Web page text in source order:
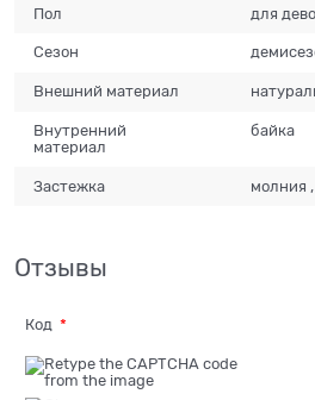
Пол для
Сезон
Внешний материал
Внутренний
материал
байка
Застежка молния
Отзывы
Код